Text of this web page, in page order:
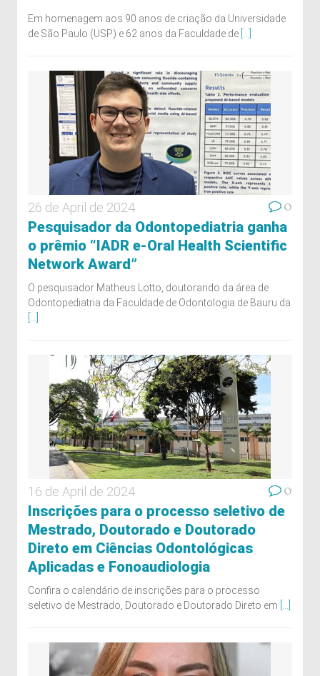
Em homenagem aos 90 anos de criação da Universidade
de São Paulo (USP) e 62 anos da Faculdade de
26 de April de 2024 0
Pesquisador da Odontopediatria ganha
o prêmio “IADR e-Oral Health Scientific
Network Award”
O pesquisador Matheus Lotto, doutorando da área de
Odontopediatria da Faculdade de Odontologia de Bauru da
16 de April de 2024 0
Inscrições para o processo seletivo de
Mestrado, Doutorado e Doutorado
Direto em Ciências Odontológicas
Aplicadas e Fonoaudiologia
Confira o calendário de inscrições para o processo
seletivo de Mestrado, Doutorado e Doutorado Direto em